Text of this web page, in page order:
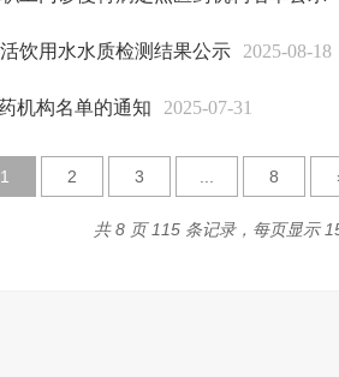
饮用水水质检测结果公示 2025-08-18
机构名单的通知 2025-07-31
1 2 3 8
共 8 页 115 条记录，每页显示